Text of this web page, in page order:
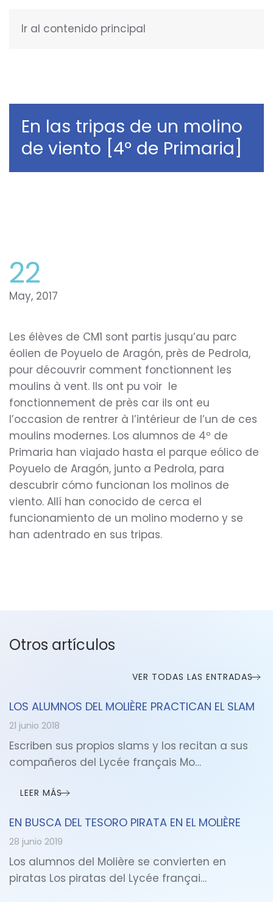
Ir al contenido principal
En las tripas de un molino
de viento [4º de Primaria]
22
May, 2017
Les élèves de CM​1 sont partis jusqu’au parc
éolien de Poyuelo de Aragón, près de Pedrola,
pour découvrir comment fonctionnent les
moulins à vent. Ils ont pu voir le
fonctionnement de près car ils ont eu
l’occasion de rentrer à l’intérieur de l’un de ces
moulins modernes. Los alumnos de 4º de
Primaria han viajado hasta el parque eólico de
Poyuelo de Aragón, junto a Pedrola, para
descubrir cómo funcionan los molinos de
viento. Allí han conocido de cerca el
funcionamiento de un molino moderno y se
han adentrado en sus tripas.
Otros artículos
VER TODAS LAS ENTRADAS
LOS ALUMNOS DEL MOLIÈRE PRACTICAN EL SLAM
21 junio 2018
Escriben sus propios slams y los recitan a sus
compañeros del Lycée français Mo…
LEER MÁS
EN BUSCA DEL TESORO PIRATA EN EL MOLIÈRE
28 junio 2019
Los alumnos del Molière se convierten en
piratas Los piratas del Lycée françai…